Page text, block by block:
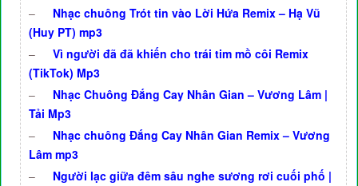
–
Nhạc chuông Trót tin vào Lời Hứa Remix – Hạ Vũ
(Huy PT) mp3
–
Vì người đã đã khiến cho trái tim mồ côi Remix
(TikTok) Mp3
–
Nhạc Chuông Đắng Cay Nhân Gian – Vương Lâm |
Tải Mp3
–
Nhạc chuông Đắng Cay Nhân Gian Remix – Vương
Lâm mp3
–
Người lạc giữa đêm sâu nghe sương rơi cuối phố |